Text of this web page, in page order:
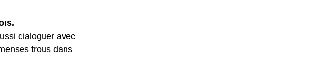
dialoguer avec
trous dans